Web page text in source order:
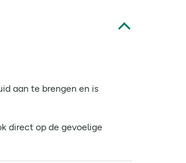
aan te brengen en is
direct op de gevoelige